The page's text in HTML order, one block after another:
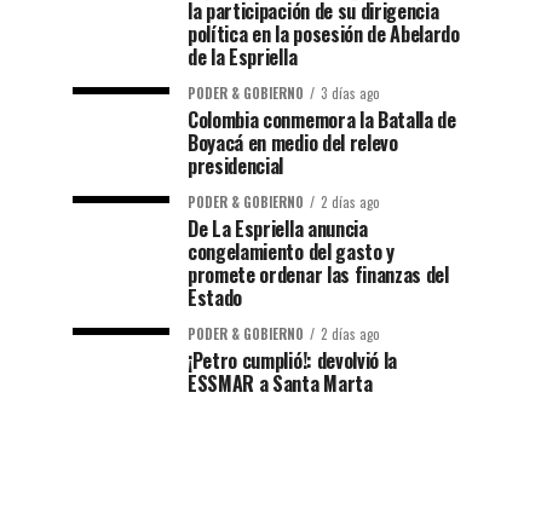
la participación de su dirigencia
política en la posesión de Abelardo
de la Espriella
PODER & GOBIERNO 3 días ago
Colombia conmemora la Batalla de
Boyacá en medio del relevo
presidencial
PODER & GOBIERNO 2 días ago
De La Espriella anuncia
congelamiento del gasto y
promete ordenar las finanzas del
Estado
PODER & GOBIERNO 2 días ago
¡Petro cumplió!: devolvió la
ESSMAR a Santa Marta